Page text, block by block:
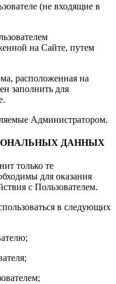
(не входящие в
на Сайте, путем
расположенная на
заполнить для
Администратором.
ДАННЫХ
только те
для оказания
с Пользователем.
в следующих